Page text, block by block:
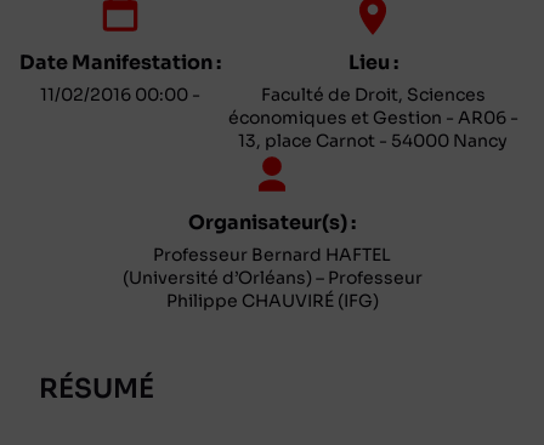
Date Manifestation :
11/02/2016 00:00 -
Lieu :
Faculté de Droit, Sciences
économiques et Gestion - AR06 -
13, place Carnot - 54000 Nancy
Organisateur(s) :
Professeur Bernard HAFTEL
(Université d’Orléans) – Professeur
Philippe CHAUVIRÉ (IFG)
RÉSUMÉ